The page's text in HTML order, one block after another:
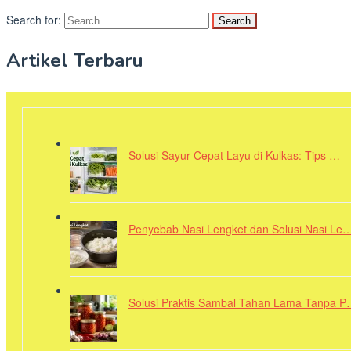
Search for:
Artikel Terbaru
Solusi Sayur Cepat Layu di Kulkas: Tips …
Penyebab Nasi Lengket dan Solusi Nasi
Solusi Praktis Sambal Tahan Lama Tanpa